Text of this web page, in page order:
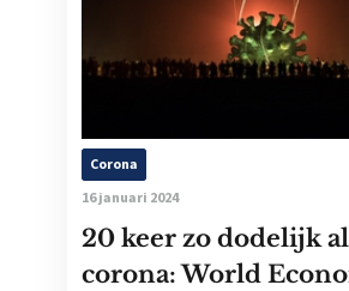
Corona
16 januari 2024
20 keer zo dodelijk
corona: World